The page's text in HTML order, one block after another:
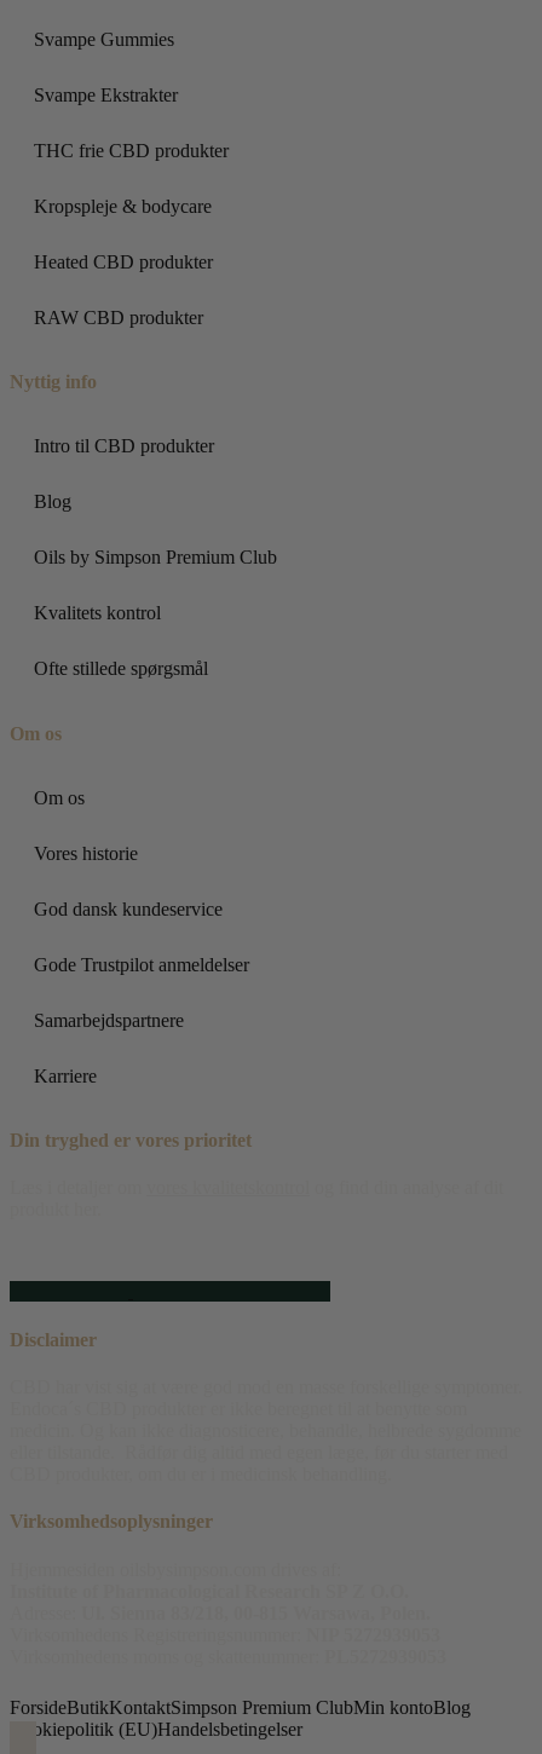
Svampe Gummies
Svampe Ekstrakter
THC frie CBD produkter
Kropspleje & bodycare
Heated CBD produkter
RAW CBD produkter
Nyttig info
Intro til CBD produkter
Blog
Oils by Simpson Premium Club
Kvalitets kontrol
Ofte stillede spørgsmål
Om os
Om os
Vores historie
God dansk kundeservice
Gode Trustpilot anmeldelser
Samarbejdspartnere
Karriere
Din tryghed er vores prioritet
Disclaimer
Virksomhedsoplysninger
ForsideButikKontaktSimpson Premium ClubMin kontoBlog
Cookiepolitik (EU)Handelsbetingelser